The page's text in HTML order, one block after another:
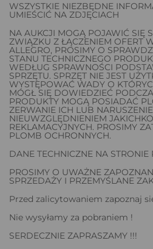
WSZYSTKIE NIEZBĘDNE
UMIEŚCIĆ NA ZDJĘCIACH
NA AUKCJI MOGĄ POJAWIĆ SIĘ
ZWIĄZKU Z ŁĄCZENIEM OFERT
ALLEGRO, PROSIMY O
STANU TECHNICZNEGO
WEDŁUG SPRAWNOŚCI
SPRZĘTU. SPRZĘT NIE JEST
WYSTĘPOWAĆ WADY O
MÓGŁ SIĘ DOWIEDZIEĆ
PRODUKTY MOGĄ POSIADAĆ
ZERWANIE ICH LUB
NIEUWZGLĘDNIENIEM
REKLAMACYJNYCH. PROSIMY
PLOMB OCHRONNYCH.
DANE TECHNICZNE NA STRONIE
PROSIMY O UWAŻNE
SPRZEDAŻY I PRZEMYŚLANE
Przed zalicytowaniem zapoznaj
Nie wysyłamy za pobraniem !
SERDECZNIE ZAPRASZAMY !!!